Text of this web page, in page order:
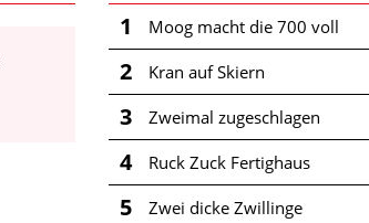
1 Moog macht die 700 voll
2 Kran auf Skiern
3 Zweimal zugeschlagen
4 Ruck Zuck Fertighaus
5 Zwei dicke Zwillinge